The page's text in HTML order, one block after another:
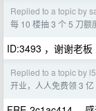
Replied to a topic by
每 10 楼抽 3 个 5 刀额
ID:3493 ，谢谢老板
Replied to a topic by
开业，人人免费领 3